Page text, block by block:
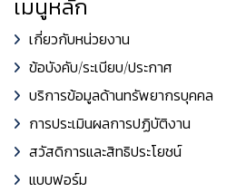
เมนูหลัก
เกี่ยวกับหน่วยงาน
ข้อบังคับ/ระเบียบ/ประกาศ
บริการข้อมูลด้านทรัพยากรบุคคล
การประเมินผลการปฏิบัติงาน
สวัสดิการและสิทธิประโยชน์
แบบฟอร์ม